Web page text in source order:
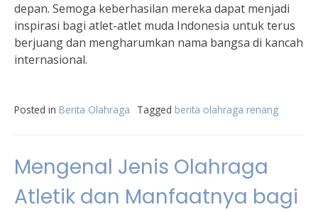
depan. Semoga keberhasilan mereka dapat menjadi
inspirasi bagi atlet-atlet muda Indonesia untuk terus
berjuang dan mengharumkan nama bangsa di kancah
internasional.
Posted in Berita Olahraga Tagged berita olahraga renang
Mengenal Jenis Olahraga
Atletik dan Manfaatnya bagi